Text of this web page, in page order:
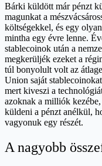
Bárki küldött már pénzt
magunkat a
költségekkel, és egy
mintha egy évre lenne.
stablecoinok után a
megkerüljék ezeket a
túl bonyolult volt az
Union saját
mert kiveszi a
azoknak a milliók
küldeni a pénzt anélkül,
vagyonuk egy részét.
A nagyobb